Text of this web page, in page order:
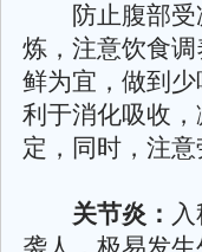
防止腹部受
炼，注意饮食
鲜为宜，做到
利于消化吸收
定，同时，注意
关节炎：